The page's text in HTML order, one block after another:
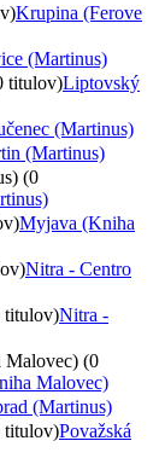
Krupina (Ferove
(Martinus)
titulov)Liptovský
(Martinus)
(Martinus)
(0
Myjava (Kniha
Nitra - Centro
titulov)Nitra -
Malovec) (0
Malovec)
(Martinus)
titulov)Považská